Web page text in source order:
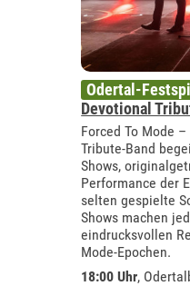
Odertal-
Devotional
Forced To Mode
Tribute-Band
Shows,
Performance der
selten gespielte
Shows machen
eindrucksvollen
Mode-Epochen.
18:00 Uhr,